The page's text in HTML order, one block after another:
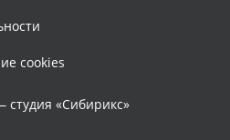
cookies
студия «Сибирикс»